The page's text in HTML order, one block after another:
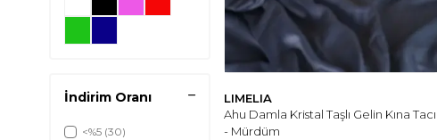
Taçlar(173)
İndirim Oranı
<%5 (30)
LIMELIA
Ahu Damla Kristal Taşlı Gelin Kına Tacı
- Mürdüm